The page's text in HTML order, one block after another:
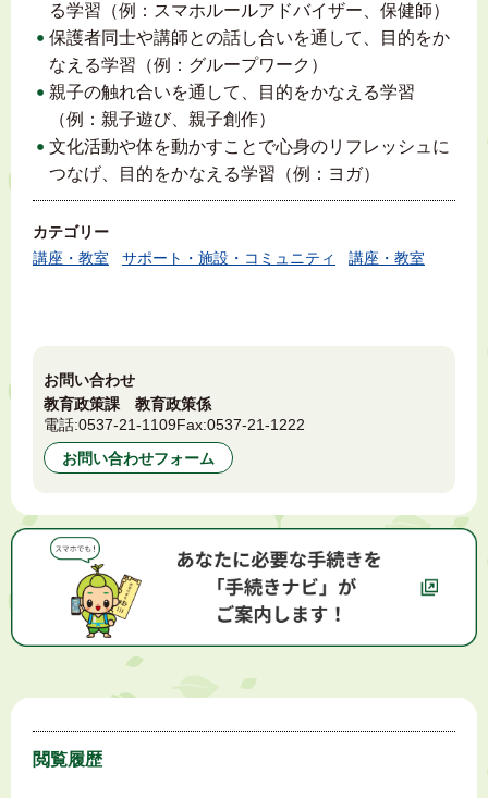
る学習（例：スマホルールアドバイザー、保健師）
保護者同士や講師との話し合いを通して、目的をか
なえる学習（例：グループワーク）
親子の触れ合いを通して、目的をかなえる学習
（例：親子遊び、親子創作）
文化活動や体を動かすことで心身のリフレッシュに
つなげ、目的をかなえる学習（例：ヨガ）
カテゴリー
講座・教室
サポート・施設・コミュニティ 講座・教室
お問い合わせ
教育政策課 教育政策係
電話:0537-21-1109Fax:0537-21-1222
お問い合わせフォーム
閲覧履歴